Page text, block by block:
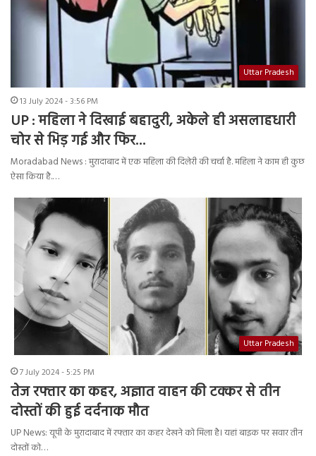
Uttar Pradesh
13 July 2024 - 3:56 PM
UP : महिला ने दिखाई बहादुरी, अकेले ही असलाहधारी
चोर से भिड़ गई और फिर…
Moradabad News : मुरादाबाद में एक महिला की दिलेरी की चर्चा है. महिला ने काम ही कुछ
ऐसा किया है.…
Uttar Pradesh
7 July 2024 - 5:25 PM
तेज रफ्तार का कहर, अज्ञात वाहन की टक्कर से तीन
दोस्तों की हुई दर्दनाक मौत
UP News: यूपी के मुरादाबाद में रफ्तार का कहर देखने को मिला है। यहां बाइक पर सवार तीन
दोस्तों को…